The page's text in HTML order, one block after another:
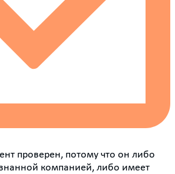
проверен, потому что он либо
компанией, либо имеет